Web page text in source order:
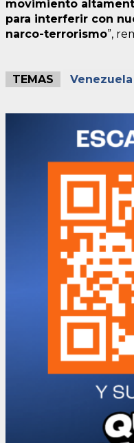
movimiento
para interferir con
narco-terrorismo”,
TEMAS Venezuela